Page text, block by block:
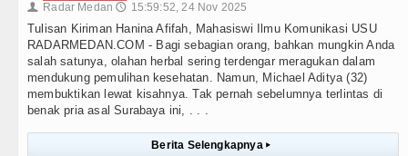
👤 Radar Medan 🕔 15:59:52, 24 Nov 2025
Tulisan Kiriman Hanina Afifah, Mahasiswi Ilmu Komunikasi USU
RADARMEDAN.COM - Bagi sebagian orang, bahkan mungkin Anda
salah satunya, olahan herbal sering terdengar meragukan dalam
mendukung pemulihan kesehatan. Namun, Michael Aditya (32)
membuktikan lewat kisahnya. Tak pernah sebelumnya terlintas di
benak pria asal Surabaya ini, . . .
Berita Selengkapnya ▸